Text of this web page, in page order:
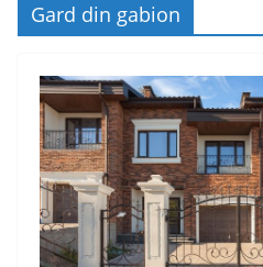
Gard din gabion